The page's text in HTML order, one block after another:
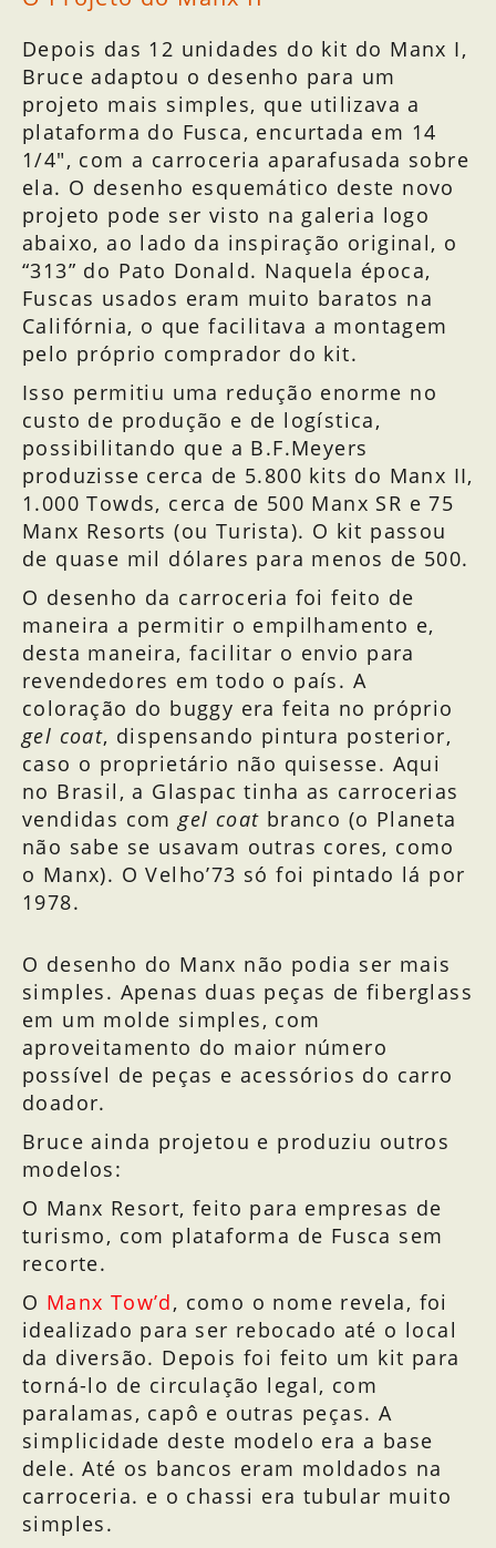
Depois das 12 unidades do kit do Manx I,
Bruce adaptou o desenho para um
projeto mais simples, que utilizava a
plataforma do Fusca, encurtada em 14
1/4″, com a carroceria aparafusada sobre
ela. O desenho esquemático deste novo
projeto pode ser visto na galeria logo
abaixo, ao lado da inspiração original, o
“313” do Pato Donald. Naquela época,
Fuscas usados eram muito baratos na
Califórnia, o que facilitava a montagem
pelo próprio comprador do kit.
Isso permitiu uma redução enorme no
custo de produção e de logística,
possibilitando que a B.F.Meyers
produzisse cerca de 5.800 kits do Manx II,
1.000 Towds, cerca de 500 Manx SR e 75
Manx Resorts (ou Turista). O kit passou
de quase mil dólares para menos de 500.
O desenho da carroceria foi feito de
maneira a permitir o empilhamento e,
desta maneira, facilitar o envio para
revendedores em todo o país. A
coloração do buggy era feita no próprio
gel coat, dispensando pintura posterior,
caso o proprietário não quisesse. Aqui
no Brasil, a Glaspac tinha as carrocerias
vendidas comgel coat branco (o Planeta
não sabe se usavam outras cores, como
o Manx). O Velho’73 só foi pintado lá por
1978.
Carrocerias emplilháveis
Facilidade de transporte
Carro do Pato Donald, inspiração
do Manx
Desenho esquemático do Manx
O desenho do Manx não podia ser mais
simples. Apenas duas peças de fiberglass
em um molde simples, com
aproveitamento do maior número
possível de peças e acessórios do carro
doador.
Bruce ainda projetou e produziu outros
modelos:
O Manx Resort, feito para empresas de
turismo, com plataforma de Fusca sem
recorte.
O Manx Tow’d, como o nome revela, foi
idealizado para ser rebocado até o local
da diversão. Depois foi feito um kit para
torná-lo de circulação legal, com
paralamas, capô e outras peças. A
simplicidade deste modelo era a base
dele. Até os bancos eram moldados na
carroceria. e o chassi era tubular muito
simples.